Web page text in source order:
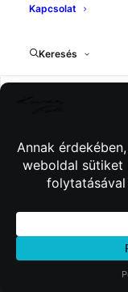
Kapcsolat
Keresés
© 2026